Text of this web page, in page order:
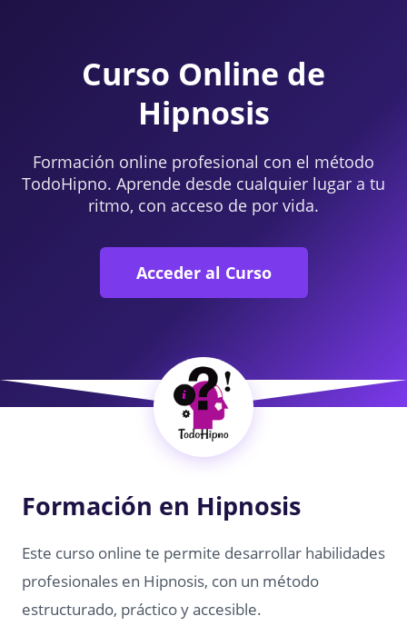
Curso Online de
Hipnosis
Formación online profesional con el método
TodoHipno. Aprende desde cualquier lugar a tu
ritmo, con acceso de por vida.
Acceder al Curso
Formación en Hipnosis
Este curso online te permite desarrollar habilidades
profesionales en Hipnosis, con un método
estructurado, práctico y accesible.